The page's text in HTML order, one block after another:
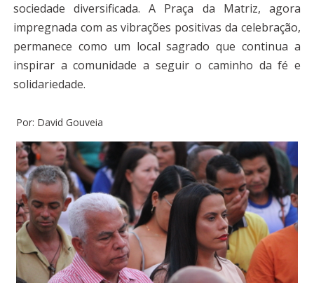
sociedade diversificada. A Praça da Matriz, agora
impregnada com as vibrações positivas da celebração,
permanece como um local sagrado que continua a
inspirar a comunidade a seguir o caminho da fé e
solidariedade.
Por: David Gouveia